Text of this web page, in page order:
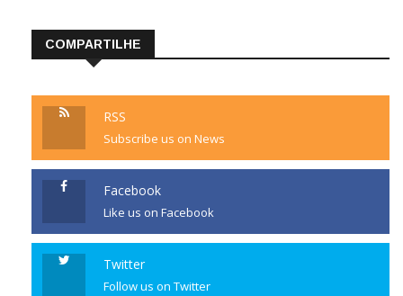
COMPARTILHE
RSS
Subscribe us on News
Facebook
Like us on Facebook
Twitter
Follow us on Twitter